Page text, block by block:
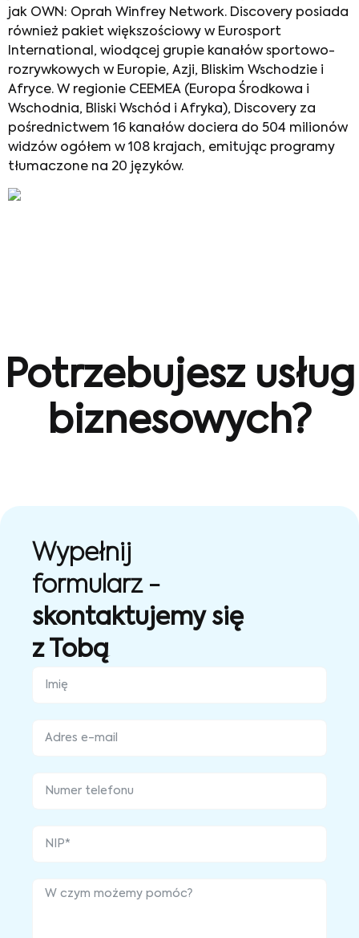
jak OWN: Oprah Winfrey Network. Discovery posiada
również pakiet większościowy w Eurosport
International, wiodącej grupie kanałów sportowo-
rozrywkowych w Europie, Azji, Bliskim Wschodzie i
Afryce. W regionie CEEMEA (Europa Środkowa i
Wschodnia, Bliski Wschód i Afryka), Discovery za
pośrednictwem 16 kanałów dociera do 504 milionów
widzów ogółem w 108 krajach, emitując programy
tłumaczone na 20 języków.
Potrzebujesz usług
biznesowych?
Wypełnij
formularz -
skontaktujemy się
z Tobą